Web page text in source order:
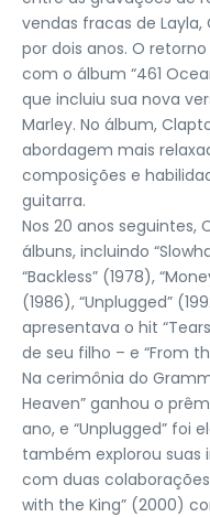
vendas fracas de
por dois anos. O
com o álbum “461
que incluiu sua nova
Marley. No álbum,
abordagem mais
composições e
guitarra.
Nos 20 anos seguintes,
álbuns, incluindo
“Backless” (1978),
(1986), “Unplugged”
apresentava o hit
de seu filho – e “From
Na cerimônia do
Heaven” ganhou o
ano, e “Unplugged” foi
também explorou suas
com duas
with the King” (2000)